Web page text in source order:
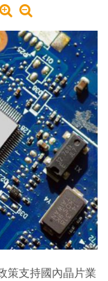
策支持國內晶片業